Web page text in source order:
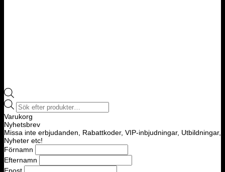
Products
search
Varukorg
Nyhetsbrev
Missa inte erbjudanden, Rabattkoder, VIP-inbjudningar, Utbildningar,
Nyheter etc!
Förnamn
Efternamn